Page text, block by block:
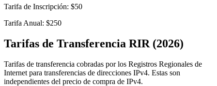
Tarifa de Inscripción: $50
Tarifa Anual: $250
Tarifas de Transferencia RIR (2026)
Tarifas de transferencia cobradas por los Registros Regionales de
Internet para transferencias de direcciones IPv4. Estas son
independientes del precio de compra de IPv4.